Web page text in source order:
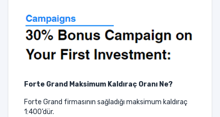
Forte Grand Maksimum Kaldıraç Oranı Ne?
Forte Grand firmasının sağladığı maksimum kaldıraç
1:400’dür.